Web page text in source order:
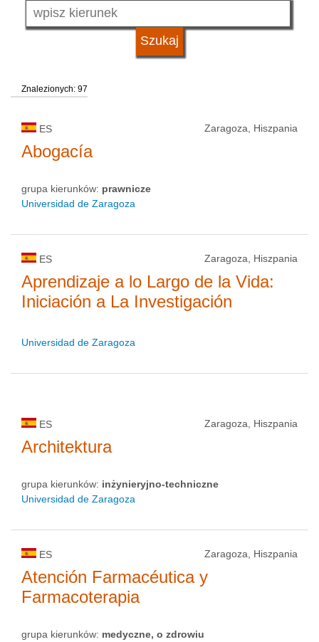
status uczelni
Znalezionych: 97
ES Zaragoza, Hiszpania
Abogacía
grupa kierunków: prawnicze
Universidad de Zaragoza
ES Zaragoza, Hiszpania
Aprendizaje a lo Largo de la Vida:
Iniciación a La Investigación
Universidad de Zaragoza
ES Zaragoza, Hiszpania
Architektura
grupa kierunków: inżynieryjno-techniczne
Universidad de Zaragoza
ES Zaragoza, Hiszpania
Atención Farmacéutica y
Farmacoterapia
grupa kierunków: medyczne, o zdrowiu